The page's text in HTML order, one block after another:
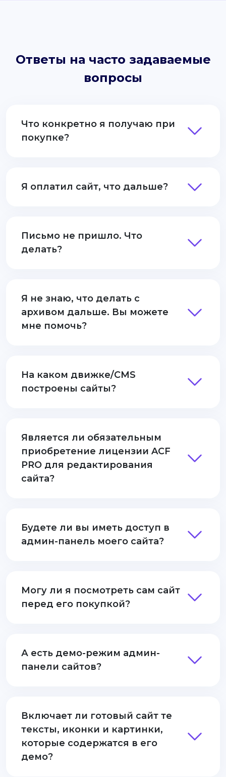
Ответы на часто задаваемые
вопросы
Что конкретно я получаю при
покупке?
Я оплатил сайт, что дальше?
Письмо не пришло. Что
делать?
Я не знаю, что делать с
архивом дальше. Вы можете
мне помочь?
На каком движке/CMS
построены сайты?
Является ли обязательным
приобретение лицензии ACF
PRO для редактирования
сайта?
Будете ли вы иметь доступ в
админ-панель моего сайта?
Могу ли я посмотреть сам сайт
перед его покупкой?
А есть демо-режим админ-
панели сайтов?
Включает ли готовый сайт те
тексты, иконки и картинки,
которые содержатся в его
демо?